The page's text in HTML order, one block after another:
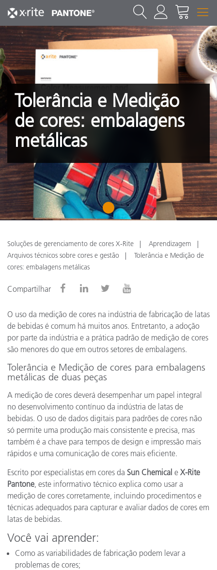
Tolerância e Medição
de cores: embalagens
metálicas
1
Soluções de gerenciamento de cores X-Rite
Aprendizagem
Arquivos técnicos sobre cores e gestão
Tolerância e Medição de
cores: embalagens metálicas
Compartilhar
O uso da medição de cores na indústria de fabricação de latas
de bebidas é comum há muitos anos. Entretanto, a adoção
por parte da indústria e a prática padrão de medição de cores
são menores do que em outros setores de embalagens.
Tolerância e Medição de cores para embalagens
metálicas de duas peças
A medição de cores deverá desempenhar um papel integral
no desenvolvimento contínuo da indústria de latas de
bebidas. O uso de dados digitais para padrões de cores não
só permite uma produção mais consistente e precisa, mas
também é a chave para tempos de design e impressão mais
rápidos e uma comunicação de cores mais eficiente.
Escrito por especialistas em cores da Sun Chemical e X-Rite
Pantone, este informativo técnico explica como usar a
medição de cores corretamente, incluindo procedimentos e
técnicas adequados para capturar e avaliar dados de cores em
latas de bebidas.
Você vai aprender:
Como as variabilidades de fabricação podem levar a
problemas de cores;